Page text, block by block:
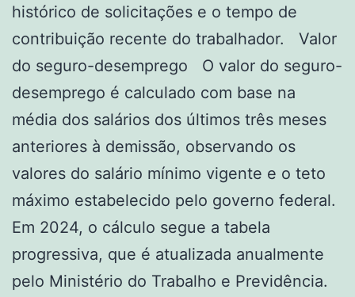
histórico de solicitações e o tempo de
contribuição recente do trabalhador. Valor
do seguro-desemprego O valor do seguro-
desemprego é calculado com base na
média dos salários dos últimos três meses
anteriores à demissão, observando os
valores do salário mínimo vigente e o teto
máximo estabelecido pelo governo federal.
Em 2024, o cálculo segue a tabela
progressiva, que é atualizada anualmente
pelo Ministério do Trabalho e Previdência.